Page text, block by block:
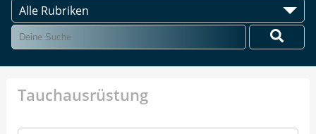
Alle Rubriken
Tauchausrüstung